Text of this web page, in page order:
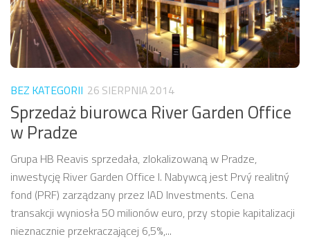
BEZ KATEGORII 26 SIERPNIA 2014
Sprzedaż biurowca River Garden Office
w Pradze
Grupa HB Reavis sprzedała, zlokalizowaną w Pradze,
inwestycję River Garden Office I. Nabywcą jest Prvý realitný
fond (PRF) zarządzany przez IAD Investments. Cena
transakcji wyniosła 50 milionów euro, przy stopie kapitalizacji
nieznacznie przekraczającej 6,5%,...